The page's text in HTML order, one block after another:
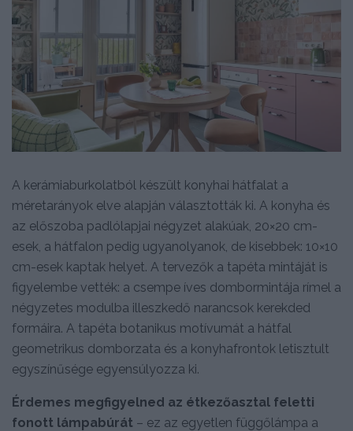
A kerámiaburkolatból készült konyhai hátfalat a
méretarányok elve alapján választották ki. A konyha és
az előszoba padlólapjai négyzet alakúak, 20×20 cm-
esek, a hátfalon pedig ugyanolyanok, de kisebbek: 10×10
cm-esek kaptak helyet. A tervezők a tapéta mintáját is
figyelembe vették: a csempe íves dombormintája rímel a
négyzetes modulba illeszkedő narancsok kerekded
formáira. A tapéta botanikus motívumát a hátfal
geometrikus domborzata és a konyhafrontok letisztult
egyszínűsége egyensúlyozza ki.
Érdemes megfigyelned az étkezőasztal feletti
fonott lámpabúrát – ez az egyetlen függőlámpa a